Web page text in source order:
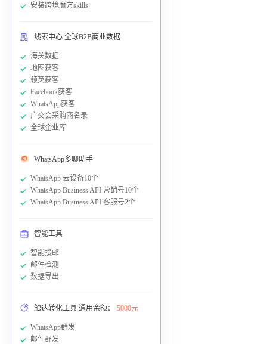
安装跨境魔方skills
线索中心 全球B2B商业数据
海关数据
地图获客
领英获客
Facebook获客
WhatsApp获客
广交会采购商名录
全球企业库
WhatsApp多聊助手
WhatsApp 云设备10个
WhatsApp Business API 营销号10个
WhatsApp Business API 客服号2个
智能工具
智能搜邮
邮件检测
数据导出
触达转化工具 通用余额： 5000元
WhatsApp群发
邮件群发